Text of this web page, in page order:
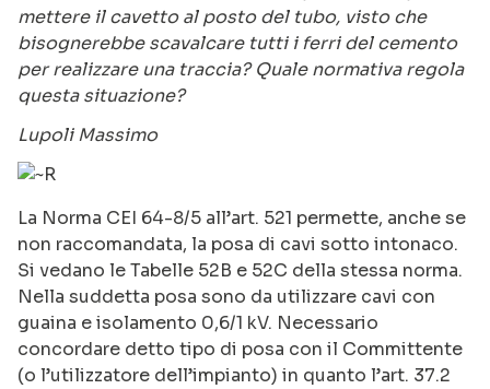
mettere il cavetto al posto del tubo, visto che
bisognerebbe scavalcare tutti i ferri del cemento
per realizzare una traccia? Quale normativa regola
questa situazione?
Lupoli Massimo
La Norma CEI 64-8/5 all’art. 521 permette, anche se
non raccomandata, la posa di cavi sotto intonaco.
Si vedano le Tabelle 52B e 52C della stessa norma.
Nella suddetta posa sono da utilizzare cavi con
guaina e isolamento 0,6/1 kV. Necessario
concordare detto tipo di posa con il Committente
(o l’utilizzatore dell’impianto) in quanto l’art. 37.2